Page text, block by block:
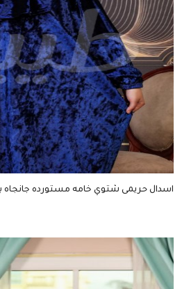
اسدال حريمى شتوي خامه مستورده